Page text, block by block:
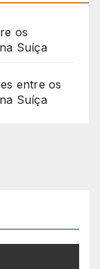
os
Suíça
entre os
Suíça